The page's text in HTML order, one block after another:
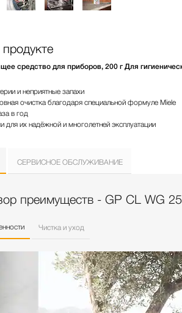
средство для приборов, 200 г Для
и неприятные запахи
очистка благодаря специальной формуле Miele
в год
для их надёжной и многолетней эксплуатации
СЕРВИСНОЕ ОБСЛУЖИВАНИЕ
преимуществ - GP CL WG
Чистка и уход